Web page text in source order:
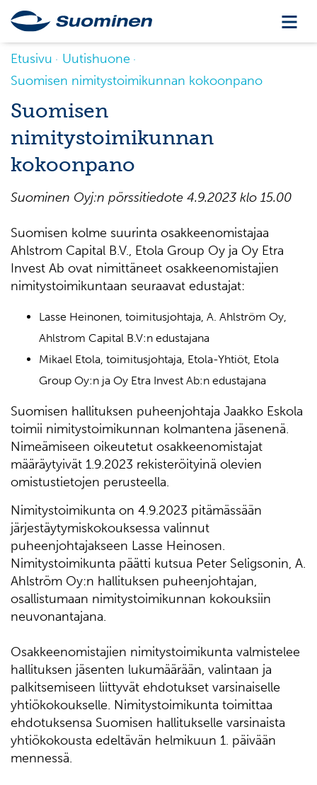
Etusivu
Uutishuone
Suomisen nimitystoimikunnan kokoonpano
Suomisen
nimitystoimikunnan
kokoonpano
Suominen Oyj:n pörssitiedote 4.9.2023 klo 15.00
Suomisen kolme suurinta osakkeenomistajaa
Ahlstrom Capital B.V., Etola Group Oy ja Oy Etra
Invest Ab ovat nimittäneet osakkeenomistajien
nimitystoimikuntaan seuraavat edustajat:
Lasse Heinonen, toimitusjohtaja, A. Ahlström Oy,
Ahlstrom Capital B.V:n edustajana
Mikael Etola, toimitusjohtaja, Etola-Yhtiöt, Etola
Group Oy:n ja Oy Etra Invest Ab:n edustajana
Suomisen hallituksen puheenjohtaja Jaakko Eskola
toimii nimitystoimikunnan kolmantena jäsenenä.
Nimeämiseen oikeutetut osakkeenomistajat
määräytyivät 1.9.2023 rekisteröityinä olevien
omistustietojen perusteella.
Nimitystoimikunta on 4.9.2023 pitämässään
järjestäytymiskokouksessa valinnut
puheenjohtajakseen Lasse Heinosen.
Nimitystoimikunta päätti kutsua Peter Seligsonin, A.
Ahlström Oy:n hallituksen puheenjohtajan,
osallistumaan nimitystoimikunnan kokouksiin
neuvonantajana.
Osakkeenomistajien nimitystoimikunta valmistelee
hallituksen jäsenten lukumäärään, valintaan ja
palkitsemiseen liittyvät ehdotukset varsinaiselle
yhtiökokoukselle. Nimitystoimikunta toimittaa
ehdotuksensa Suomisen hallitukselle varsinaista
yhtiökokousta edeltävän helmikuun 1. päivään
mennessä.